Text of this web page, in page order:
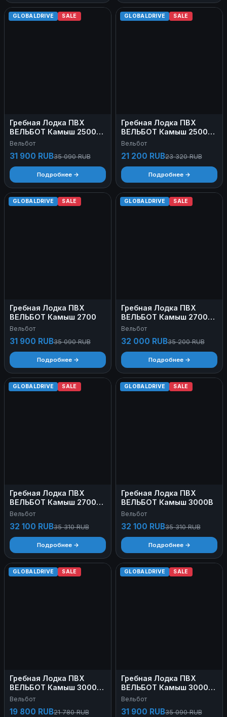
GLOBALDRIVE SALE
Гребная Лодка ПВХ
ВЕЛЬБОТ Камыш 2500
НД
Вельбот
31 900 RUB35 090 RUB
Подробнее →
GLOBALDRIVE SALE
Гребная Лодка ПВХ
ВЕЛЬБОТ Камыш 2500
СС
Вельбот
21 200 RUB23 320 RUB
Подробнее →
GLOBALDRIVE SALE
Гребная Лодка ПВХ
ВЕЛЬБОТ Камыш 2700
Вельбот
31 900 RUB35 090 RUB
Подробнее →
GLOBALDRIVE SALE
Гребная Лодка ПВХ
ВЕЛЬБОТ Камыш 2700
НД
Вельбот
32 000 RUB35 200 RUB
Подробнее →
GLOBALDRIVE SALE
Гребная Лодка ПВХ
ВЕЛЬБОТ Камыш 2700
СС
Вельбот
32 100 RUB35 310 RUB
Подробнее →
GLOBALDRIVE SALE
Гребная Лодка ПВХ
ВЕЛЬБОТ Камыш 3000В
Вельбот
32 100 RUB35 310 RUB
Подробнее →
GLOBALDRIVE SALE
Гребная Лодка ПВХ
ВЕЛЬБОТ Камыш 3000В
НД
Вельбот
19 800 RUB21 780 RUB
GLOBALDRIVE SALE
Гребная Лодка ПВХ
ВЕЛЬБОТ Камыш 3000В
СС
Вельбот
31 900 RUB35 090 RUB